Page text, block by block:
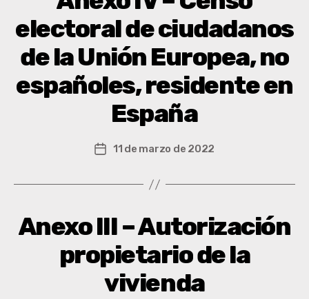
electoral de ciudadanos
de la Unión Europea, no
españoles, residente en
España
11 de marzo de 2022
Anexo III – Autorización
propietario de la
vivienda